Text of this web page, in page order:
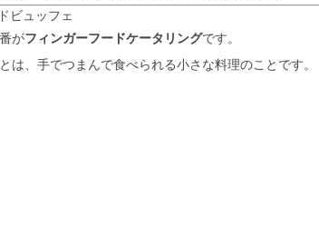
ビュッフェ
がフィンガーフードケータリングです。
は、手でつまんで食べられる小さな料理のことです。